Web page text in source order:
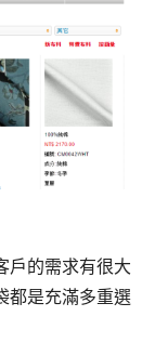
戶的需求有很大
都是充滿多重選